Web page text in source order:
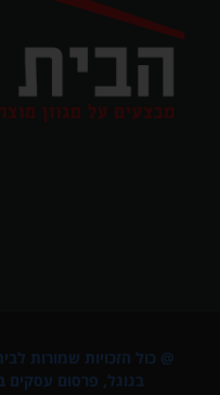
@ כול הזכויות שמורות
בגוגל, פרסום עסקים